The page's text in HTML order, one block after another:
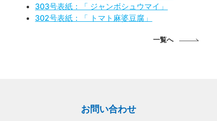
303号表紙：「 ジャンボシュウマイ」
302号表紙：「 トマト麻婆豆腐」
一覧へ
お問い合わせ